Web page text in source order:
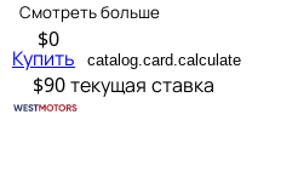
Смотреть больше
$0
Купить catalog.card.calculate
$90текущая ставка